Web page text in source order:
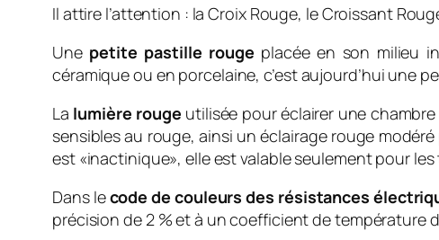
Il attire l’attention : la Croix Rouge, le Croissant
Une petite pastille rouge placée en son milieu
céramique ou en porcelaine, c’est aujourd’hui une
La lumière rouge utilisée pour éclairer une
sensibles au rouge, ainsi un éclairage rouge
est «inactinique», elle est valable seulement pour
Dans lecode de couleurs des résistances
précision de 2 % et à un coefficient de température